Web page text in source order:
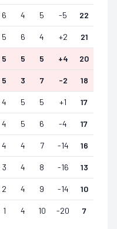
6 4 5 -5 22
5 6 4 +2 21
5 5 5 +4 20
5 3 7 -2 18
4 5 5 +1 17
4 5 6 -4 17
4 4 7 -14 16
3 4 8 -16 13
2 4 9 -14 10
1 4 10 -20 7